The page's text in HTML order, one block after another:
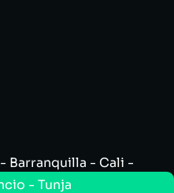
Barranquilla - Cali -
- Tunja